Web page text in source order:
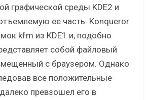
графической среды KDE2 и
ее часть. Konqueror
kfm из KDE1 и, подобно
собой файловый
с браузером. Однако
все положительные
превзошел его в